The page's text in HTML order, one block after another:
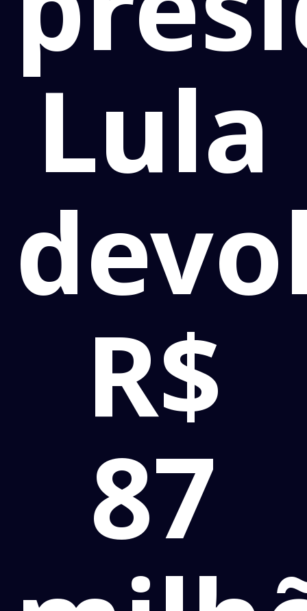
Lula
R$
87